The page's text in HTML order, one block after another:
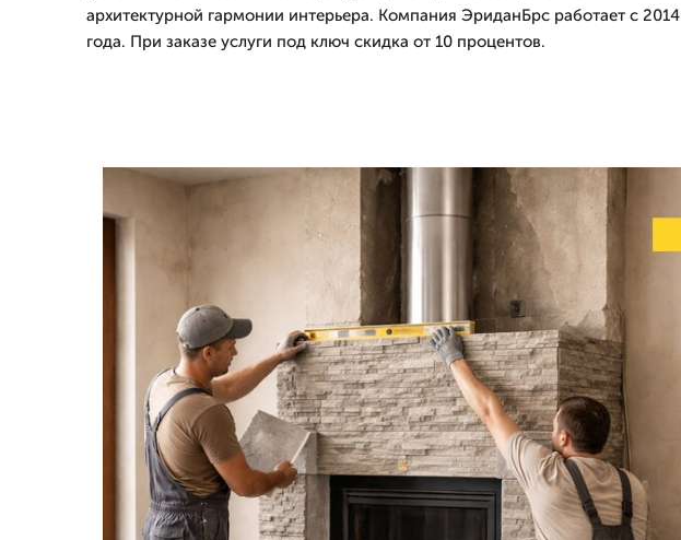
архитектурной гармонии интерьера. Компания ЭриданБрс работает с 2014
года. При заказе услуги под ключ скидка от 10 процентов.